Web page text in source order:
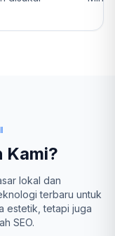
Kami?
lokal dan
terbaru untuk
estetik, tetapi juga
SEO.